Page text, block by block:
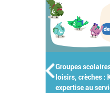
Groupes
loisirs, crèches :
expertise au